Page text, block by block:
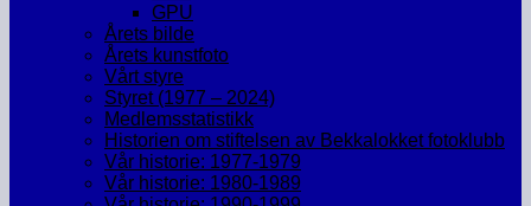
GPU
Årets bilde
Årets kunstfoto
Vårt styre
Styret (1977 – 2024)
Medlemsstatistikk
Historien om stiftelsen av Bekkalokket fotoklubb
Vår historie: 1977-1979
Vår historie: 1980-1989